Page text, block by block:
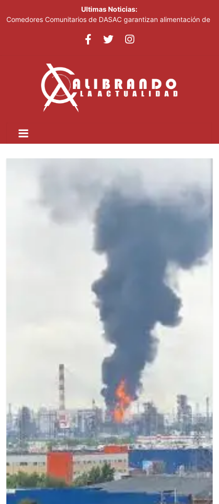
Ultimas Noticias:
Comedores Comunitarios de DASAC garantizan alimentación de
Centroamericanos y del Caribe Santo Domingo 2026
Senado de EE. UU. aprueba nuevo paquete de sanciones a
Italia dice que no acepta ultimátums y mantendrá la suspensión
del Schengen con España
Fransheska Matías gana dos plata en el torneo de pesas de los